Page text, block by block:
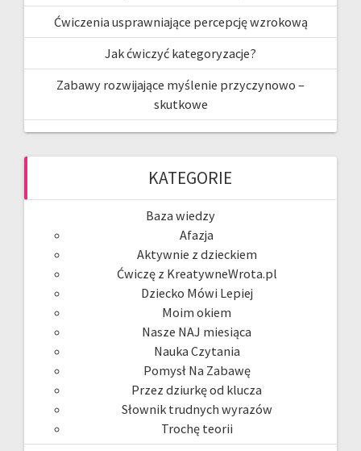
Ćwiczenia usprawniające percepcję wzrokową
Jak ćwiczyć kategoryzacje?
Zabawy rozwijające myślenie przyczynowo –
skutkowe
KATEGORIE
Baza wiedzy
Afazja
Aktywnie z dzieckiem
Ćwiczę z KreatywneWrota.pl
Dziecko Mówi Lepiej
Moim okiem
Nasze NAJ miesiąca
Nauka Czytania
Pomysł Na Zabawę
Przez dziurkę od klucza
Słownik trudnych wyrazów
Trochę teorii